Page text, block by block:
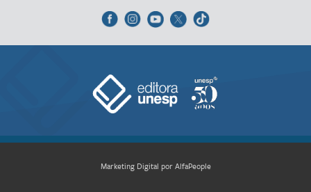
Marketing Digital por AlfaPeople